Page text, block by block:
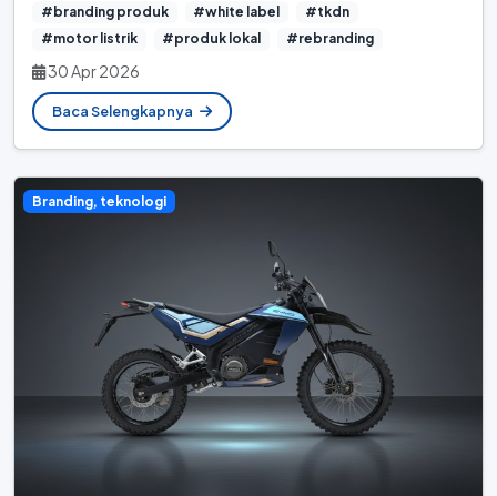
#branding produk #white label
#tkdn
#motor listrik
#produk lokal #rebranding
30 Apr 2026
Baca Selengkapnya
Branding, teknologi